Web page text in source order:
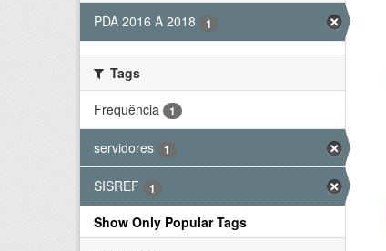
PDA 2016 A 2018
1
Tags
Frequência
1
servidores 1
SISREF 1
Show Only Popular Tags